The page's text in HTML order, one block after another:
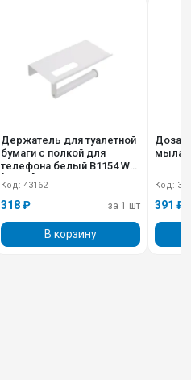
Держатель для туалетной
бумаги с полкой для
телефона белый B1154 W
[12358]
Код: 43162
318 ₽ за 1 шт
В корзину
мыла
Код:
391 ₽